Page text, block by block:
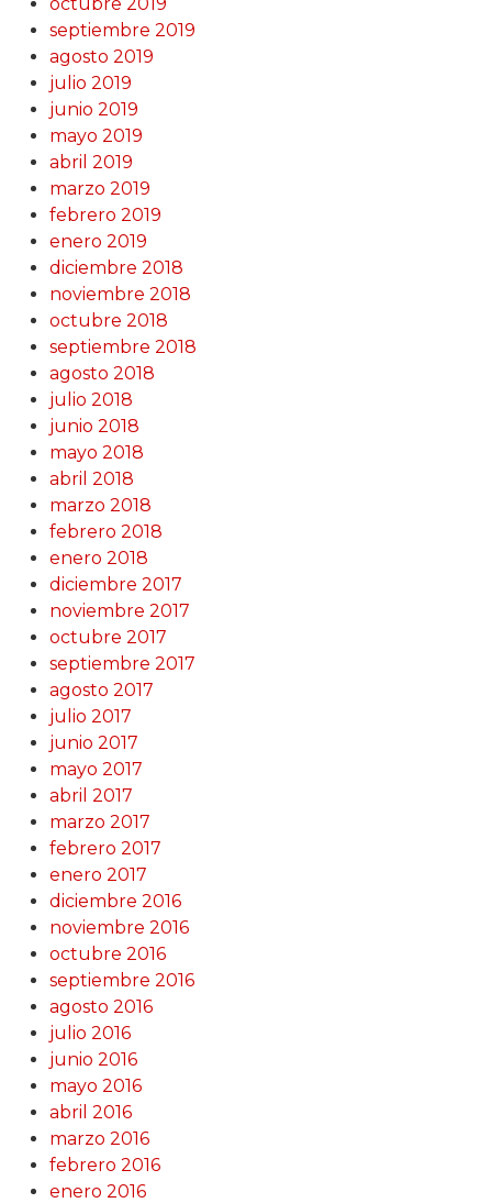
septiembre 2019
agosto 2019
julio 2019
junio 2019
mayo 2019
abril 2019
marzo 2019
febrero 2019
enero 2019
diciembre 2018
noviembre 2018
octubre 2018
septiembre 2018
agosto 2018
julio 2018
junio 2018
mayo 2018
abril 2018
marzo 2018
febrero 2018
enero 2018
diciembre 2017
noviembre 2017
octubre 2017
septiembre 2017
agosto 2017
julio 2017
junio 2017
mayo 2017
abril 2017
marzo 2017
febrero 2017
enero 2017
diciembre 2016
noviembre 2016
octubre 2016
septiembre 2016
agosto 2016
julio 2016
junio 2016
mayo 2016
abril 2016
marzo 2016
febrero 2016
enero 2016